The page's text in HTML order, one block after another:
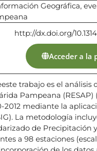
Geográfica,
http://dx.doi.org/
Acceder a la
trabajo es el análisis
Pampeana
2012 mediante la
La metodología
de Precipitación
a 98 estaciones